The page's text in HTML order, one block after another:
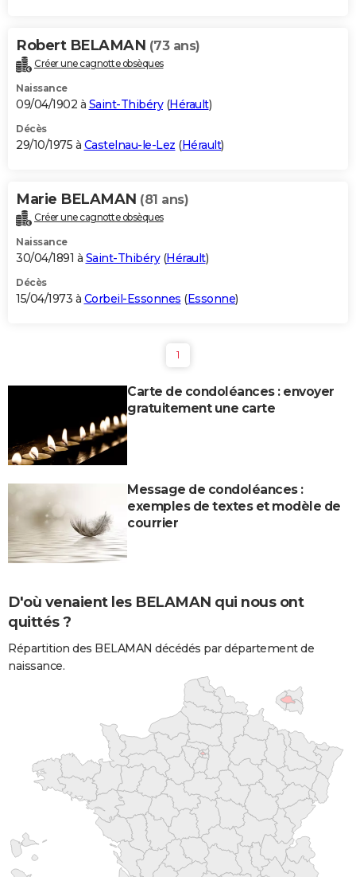
Robert BELAMAN (73 ans)
Créer une cagnotte obsèques
Naissance
09/04/1902 à Saint-Thibéry(Hérault)
Décès
29/10/1975 à Castelnau-le-Lez (Hérault)
Marie BELAMAN (81 ans)
Créer une cagnotte obsèques
Naissance
30/04/1891 à Saint-Thibéry(Hérault)
Décès
15/04/1973 à Corbeil-Essonnes (Essonne)
1
Carte de condoléances : envoyer
gratuitement une carte
Message de condoléances :
exemples de textes et modèle de
courrier
D'où venaient les BELAMAN qui nous ont
quittés ?
Répartition des BELAMAN décédés par département de
naissance.